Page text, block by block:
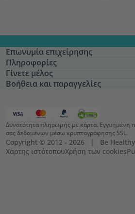
Επωνυμία επιχείρησης
Πληροφορίες
Γίνετε μέλος
Βοήθεια και παραγγελίες
Δυνατότητα πληρωμής με κάρτα. Εγγυημένη
σας δεδομένων μέσω κρυπτογράφησης SSL.
Copyright © 2012 - 2026   |   Be
Χάρτης ιστότοπουΧρήση των cookies